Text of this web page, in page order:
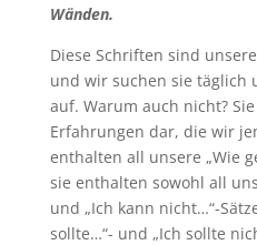
Wänden.
Diese Schriften sind
und wir suchen sie täglich
auf. Warum auch nicht?
Erfahrungen dar, die wir
enthalten all unsere „Wie
sie enthalten sowohl all
und „Ich kann nicht…“-
sollte…“- und „Ich sollte